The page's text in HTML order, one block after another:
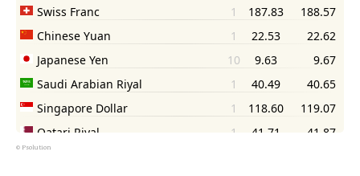
© Psolution